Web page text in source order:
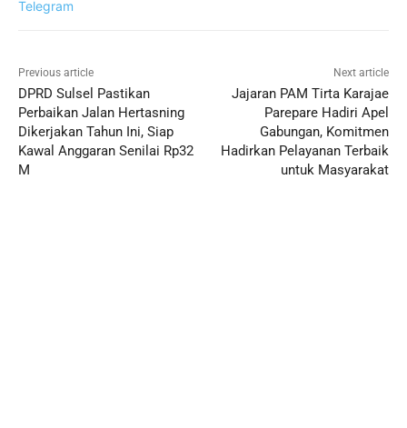
Telegram
Previous article
DPRD Sulsel Pastikan
Perbaikan Jalan Hertasning
Dikerjakan Tahun Ini, Siap
Kawal Anggaran Senilai Rp32
M
Next article
Jajaran PAM Tirta Karajae
Parepare Hadiri Apel
Gabungan, Komitmen
Hadirkan Pelayanan Terbaik
untuk Masyarakat